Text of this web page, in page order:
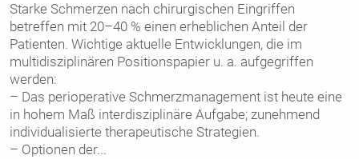
Starke Schmerzen nach chirurgischen Eingriffen
betreffen mit 20–40 % einen erheblichen Anteil der
Patienten. Wichtige aktuelle Entwicklungen, die im
multidisziplinären Positionspapier u. a. aufge­griffen
werden:
– Das perioperative Schmerzmanagement ist heute eine
in hohem Maß interdisziplinäre Aufgabe; zunehmend
individualisierte therapeutische Strategien.
– Optionen der...